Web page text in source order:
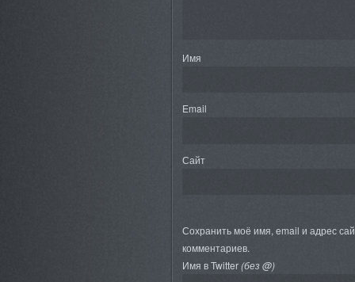
Имя
Email
Сайт
Сохранить моё имя, email и адрес
комментариев.
Имя в Twitter(без @)